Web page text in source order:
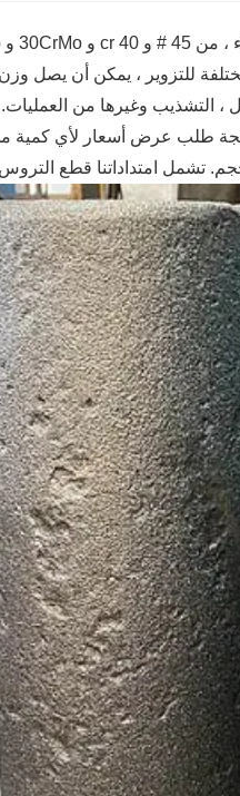
، التشذيب وغيرها من العمليات.
طلب عرض أسعار لأي كمية
تشمل امتداداتنا قطع